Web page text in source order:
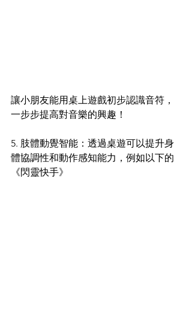
讓小朋友能用桌上遊戲初步認識音符，
一步步提高對音樂的興趣！
5. 肢體動覺智能：透過桌遊可以提升身
體協調性和動作感知能力，例如以下的
《閃靈快手》